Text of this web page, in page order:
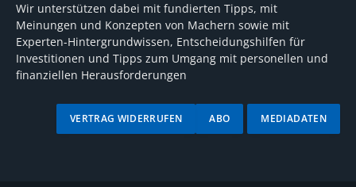
Wir unterstützen dabei mit fundierten Tipps, mit
Meinungen und Konzepten von Machern sowie mit
Experten-Hintergrundwissen, Entscheidungshilfen für
Investitionen und Tipps zum Umgang mit personellen und
finanziellen Herausforderungen
MEDIADATEN
ABO
VERTRAG WIDERRUFEN